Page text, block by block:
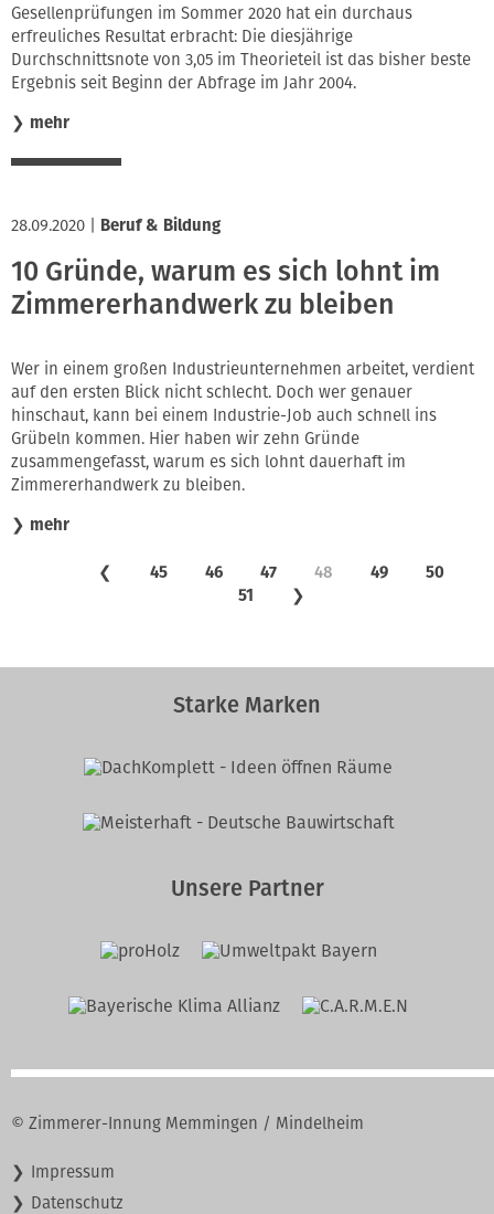
Gesellenprüfungen im Sommer 2020 hat ein durchaus
erfreuliches Resultat erbracht: Die diesjährige
Durchschnittsnote von 3,05 im Theorieteil ist das bisher beste
Ergebnis seit Beginn der Abfrage im Jahr 2004.
❯ mehr
28.09.2020 Beruf & Bildung
10 Gründe, warum es sich lohnt im
Zimmererhandwerk zu bleiben
Wer in einem großen Industrieunternehmen arbeitet, verdient
auf den ersten Blick nicht schlecht. Doch wer genauer
hinschaut, kann bei einem Industrie-Job auch schnell ins
Grübeln kommen. Hier haben wir zehn Gründe
zusammengefasst, warum es sich lohnt dauerhaft im
Zimmererhandwerk zu bleiben.
❯ mehr
❮ 45 46 47 48 49
50
51
❯
Starke Marken
Unsere Partner
© Zimmerer-Innung Memmingen / Mindelheim
Navigation
überspringen
Impressum
Datenschutz